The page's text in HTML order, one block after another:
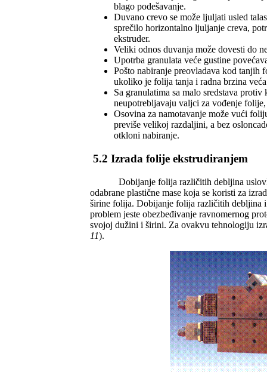
blago podešavanje.
Duvano crevo se može ljuljati usled
sprečilo horizontalno ljuljanje creva,
ekstruder.
Veliki odnos duvanja može dovesti do
Upotrba granulata veće gustine
Pošto nabiranje preovladava kod
ukoliko je folija tanja i radna brzina
Sa granulatima sa malo sredstava
neupotrebljavaju valjci za vođenje folije,
Osovina za namotavanje može vući
previše velikoj razdaljini, a bez
otkloni nabiranje.
5.2 Izrada folije ekstrudiranjem
Dobijanje folija različitih debljina
odabrane plastične mase koja se koristi za
širine folija. Dobijanje folija različitih debljina
problem jeste obezbeđivanje ravnomernog
svojoj dužini i širini. Za ovakvu tehnologiju
11).